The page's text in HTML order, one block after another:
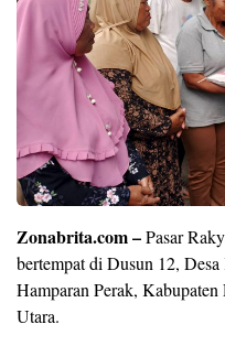
Zonabrita.com –Pasar
bertempat di Dusun 12,
Hamparan Perak,
Utara.